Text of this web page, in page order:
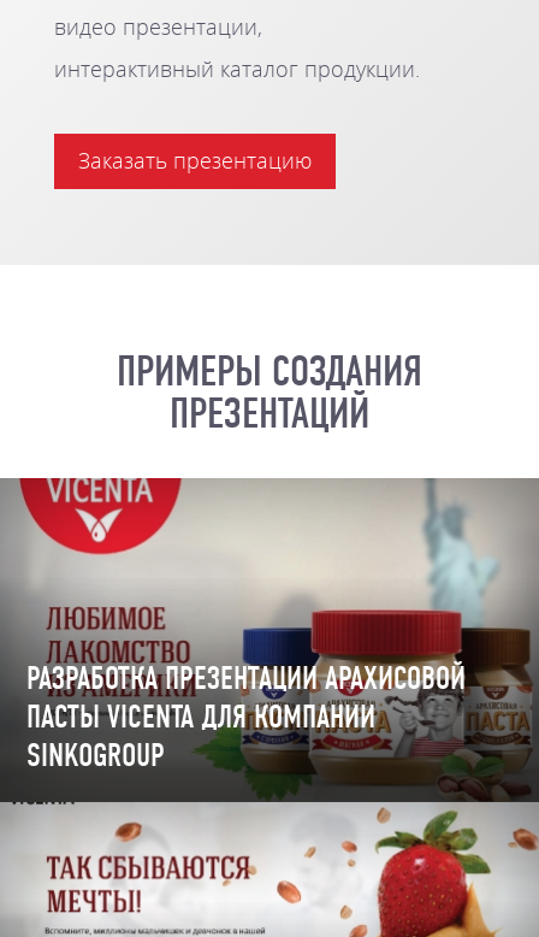
видео презентации,
интерактивный каталог продукции.
Заказать презентацию
ПРИМЕРЫ СОЗДАНИЯ
ПРЕЗЕНТАЦИЙ
РАЗРАБОТКА ПРЕЗЕНТАЦИИ АРАХИСОВОЙ
ПАСТЫ VICENTA ДЛЯ КОМПАНИИ
SINKOGROUP